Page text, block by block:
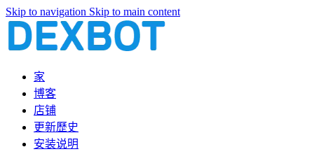
Skip to navigation Skip to main content
家
博客
店铺
更新歷史
安装说明